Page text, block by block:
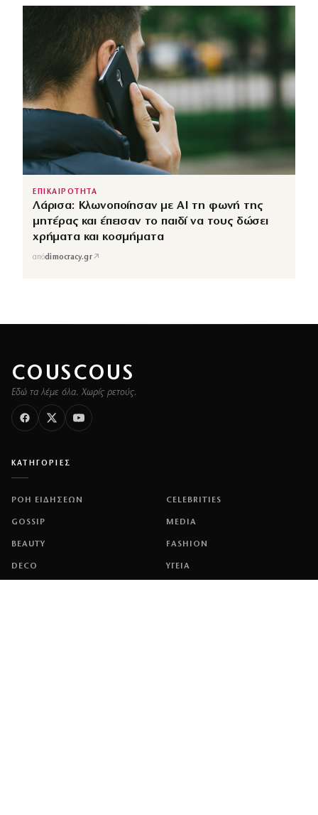
ΕΠΙΚΑΙΡΟΤΗΤΑ
Λάρισα: Κλωνοποίησαν με AI τη φωνή της
μητέρας και έπεισαν το παιδί να τους δώσει
χρήματα και κοσμήματα
απόdimocracy.gr↗
COUSCOUS
Εδώ τα λέμε όλα. Χωρίς ρετούς.
ΚΑΤΗΓΟΡΙΕΣ
ΡΟΗ ΕΙΔΗΣΕΩΝ CELEBRITIES
GOSSIP MEDIA
BEAUTY FASHION
DECO ΥΓΕΙΑ